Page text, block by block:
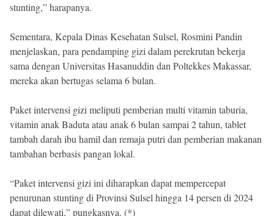
stunting,” harapanya.
Sementara, Kepala Dinas Kesehatan Sulsel, Rosmini Pandin
menjelaskan, para pendamping gizi dalam perekrutan bekerja
sama dengan Universitas Hasanuddin dan Poltekkes Makassar,
mereka akan bertugas selama 6 bulan.
Paket intervensi gizi meliputi pemberian multi vitamin taburia,
vitamin anak Baduta atau anak 6 bulan sampai 2 tahun, tablet
tambah darah ibu hamil dan remaja putri dan pemberian makanan
tambahan berbasis pangan lokal.
“Paket intervensi gizi ini diharapkan dapat mempercepat
penurunan stunting di Provinsi Sulsel hingga 14 persen di 2024
dapat dilewati,” pungkasnya. (*)